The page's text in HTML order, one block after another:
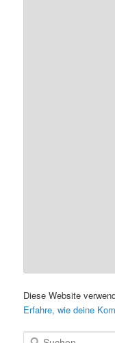
Diese Website
Erfahre, wie deine